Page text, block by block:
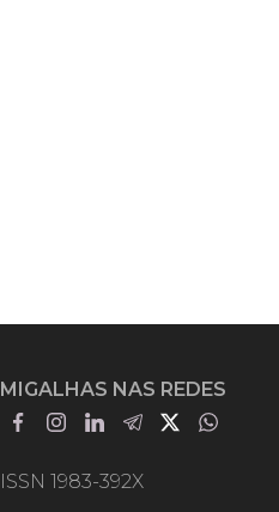
MIGALHAS NAS REDES
ISSN 1983-392X